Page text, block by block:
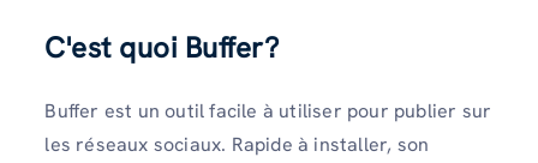
C'est quoi Buffer?
Buffer est un outil facile à utiliser pour publier sur
les réseaux sociaux. Rapide à installer, son